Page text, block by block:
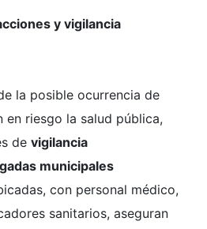
y vigilancia
la posible ocurrencia de
en riesgo la salud pública,
de vigilancia
municipales
con personal médico,
sanitarios, aseguran